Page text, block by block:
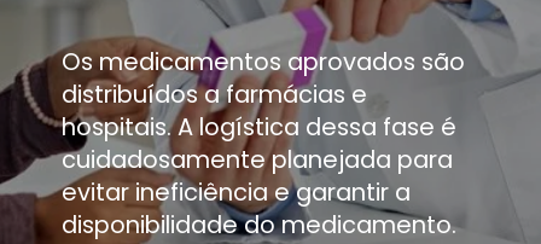
Os medicamentos aprovados são
distribuídos a farmácias e
hospitais. A logística dessa fase é
cuidadosamente planejada para
evitar ineficiência e garantir a
disponibilidade do medicamento.